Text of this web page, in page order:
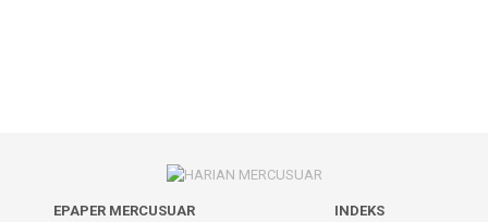
EPAPER MERCUSUAR
INDEKS